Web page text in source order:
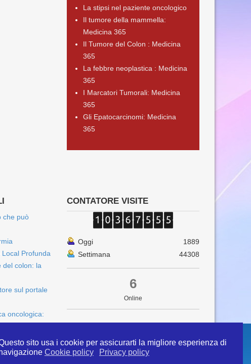
sito usa i cookie per assicurarti la migliore esperienza di
Cookie policy Privacy policy
La stipsi nel paziente oncologico
Il tumore della mammella:
Medicina 365
Il Tumore del Colon : Medicina
365
La febbre neoplastica : Medicina
365
I Marcatori Tumorali: Medicina
365
Gli Epatocarcinomi: Medicina
365
che può
Profunda
del colon: la
sul portale
oncologica:
CONTATORE VISITE
Oggi
1889
Settimana
44308
6
Online